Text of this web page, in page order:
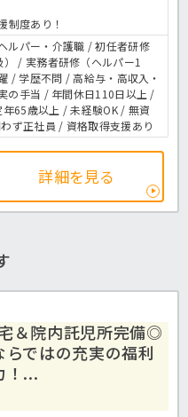
制度あり！
ルパー・介護職 / 初任者研修
） / 実務者研修（ヘルパー1
/ 学歴不問 / 高給与・高収入・
の手当 / 年間休日110日以上 /
65歳以上 / 未経験OK / 無資
ず正社員 / 資格取得支援あり
詳細を見る
＆院内託児所完備◎
らではの充実の福利
！...